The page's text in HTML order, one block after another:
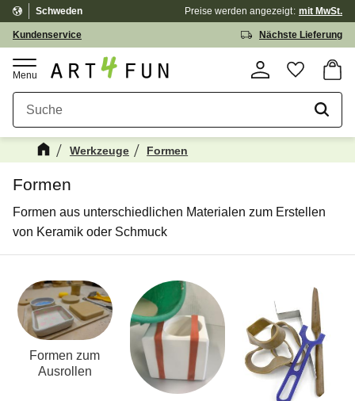
Menü
Kundenservice Nächste Lieferung
Schweden Preise werden angezeigt mit MwSt.
Werkzeuge Formen
Formen
Formen aus unterschiedlichen Materialen zum Erstellen
von Keramik oder Schmuck
Formen zum
Ausrollen